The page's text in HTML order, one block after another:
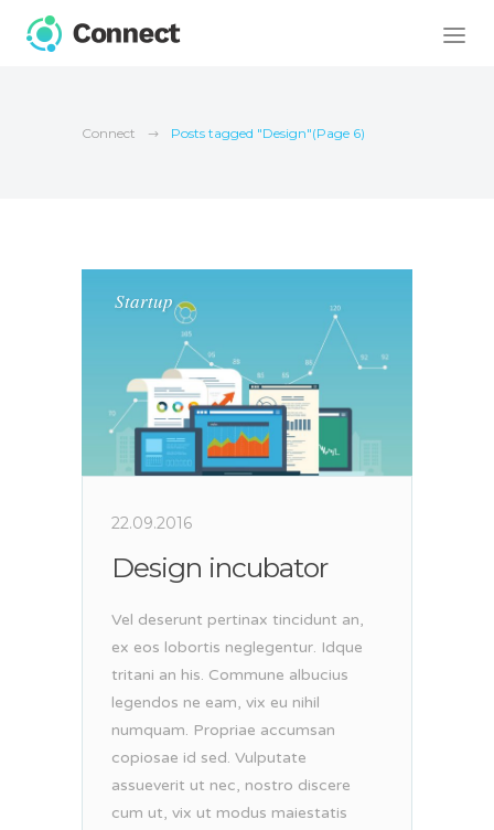
Connect Posts tagged "Design"(Page 6)
Startup
22.09.2016
Design incubator
Vel deserunt pertinax tincidunt an,
ex eos lobortis neglegentur. Idque
tritani an his. Commune albucius
legendos ne eam, vix eu nihil
numquam. Propriae accumsan
copiosae id sed. Vulputate
assueverit ut nec, nostro discere
cum ut, vix ut modus maiestatis